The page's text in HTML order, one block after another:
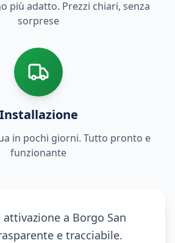
più adatto. Prezzi chiari, senza
sorprese
Installazione
in pochi giorni. Tutto pronto e
funzionante
a Borgo San
e tracciabile.